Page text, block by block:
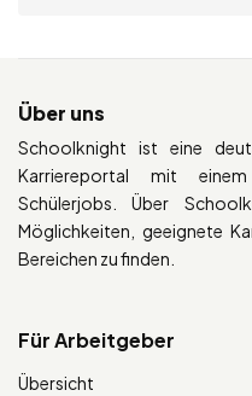
Über uns
Schoolknight ist eine
Karriereportal mit
Schülerjobs. Über
Möglichkeiten, geeignete
Bereichen zu finden.
Für Arbeitgeber
Übersicht